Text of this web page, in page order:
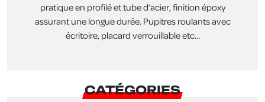
pratique en profilé et tube d’acier, finition époxy
assurant une longue durée. Pupitres roulants avec
écritoire, placard verrouillable etc...
CATÉGORIES